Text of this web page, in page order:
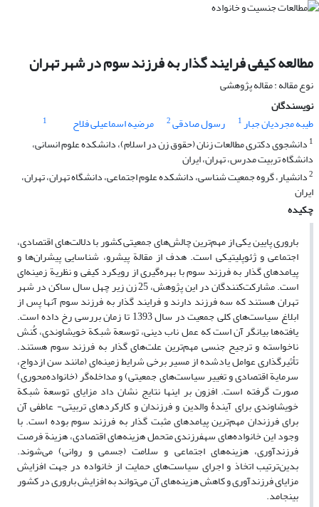
مطالعه کیفی فرایند گذار به فرزند‌ سوم در شهر تهران
نوع مقاله : مقاله پژوهشی
نویسندگان
طیبه مجردیان جبار1 رسول صادقی2 مرضیه اسماعیلی فلاح
1
1 دانشجوی دکتری مطالعات زنان (حقوق زن در اسلام)، دانشکده علوم انسانی،
دانشگاه تربیت مدرس، تهران، ایران
2دانشیار، گروه جمعیت شناسی، دانشکده علوم اجتماعی، دانشگاه تهران، تهران،
ایران
چکیده
باروری پایین یکی از مهم‌ترین چالش‌های جمعیتی کشور با دلالت‌های اقتصادی،
اجتماعی و ژئوپلیتیکی است. هدف از مقالة پیشرو، شناسایی پیشران‌ها و
پیامدهای گذار به فرزند سوم با بهره‌گیری از رویکرد کیفی و نظریة زمینه‌ای
است. مشارکت‌کنندگان در این پژوهش، 25 زن زیر چهل سال ساکن در شهر
تهران هستند که سه فرزند دارند و فرایند گذار به فرزند سوم آنها پس از
ابلاغ سیاست‌های کلی جمعیت در سال 1393 تا زمان بررسی رخ داده است.
یافته‌ها بیانگر آن است که عمل ناب دینی، توسعة شبکة خویشاوندی، کُنش
ناخواسته و ترجیح جنسی مهم‌ترین علت‌های گذار به فرزند سوم هستند.
تأثیرگذاری عوامل یادشده از مسیر برخی شرایط زمینه‌ای (مانند سن ازدواج،
سرمایة اقتصادی و تغییر سیاست‌های جمعیتی) و مداخله‌گر (خانواده‌محوری)
صورت گرفته است. افزون بر اینها نتایج نشان داد مزایای توسعة شبکة
خویشاوندی برای آیندۀ والدین و فرزندان و کارکردهای تربیتی- عاطفی آن
برای فرزندان مهم‌ترین پیامدهای مثبت گذار به فرزند سوم بوده است. با
وجود این خانواده‌های سهفرزندی متحمل هزینه‌های اقتصادی، هزینة فرصت
فرزندآوری، هزینه‌های اجتماعی و سلامت (جسمی و روانی) می‌شوند.
بدین‌ترتیب اتخاذ و اجرای سیاست‌های حمایت از خانواده در جهت افزایش
مزایای فرزندآوری و کاهش هزینه‌های آن می‌تواند به افزایش باروری در کشور
بینجامد.